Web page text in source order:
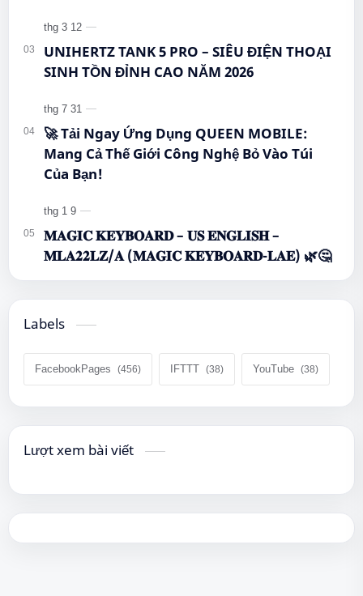
UNIHERTZ TANK 5 PRO – SIÊU ĐIỆN THOẠI
SINH TỒN ĐỈNH CAO NĂM 2026
🚀 Tải Ngay Ứng Dụng QUEEN MOBILE:
Mang Cả Thế Giới Công Nghệ Bỏ Vào Túi
Của Bạn!
𝐌𝐀𝐆𝐈𝐂 𝐊𝐄𝐘𝐁𝐎𝐀𝐑𝐃 – 𝐔𝐒 𝐄𝐍𝐆𝐋𝐈𝐒𝐇 –
𝐌𝐋𝐀𝟐𝟐𝐋𝐙/𝐀 (𝐌𝐀𝐆𝐈𝐂 𝐊𝐄𝐘𝐁𝐎𝐀𝐑𝐃-𝐋𝐀𝐄) 🌿🤔
Labels
FacebookPages IFTTT YouTube
Lượt xem bài viết